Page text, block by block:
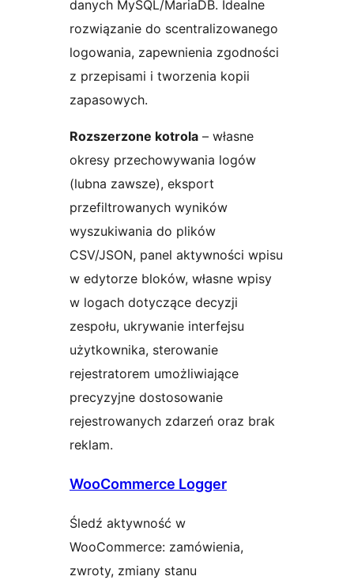
danych MySQL/MariaDB. Idealne
rozwiązanie do scentralizowanego
logowania, zapewnienia zgodności
z przepisami i tworzenia kopii
zapasowych.
Rozszerzone kotrola – własne
okresy przechowywania logów
(lubna zawsze), eksport
przefiltrowanych wyników
wyszukiwania do plików
CSV/JSON, panel aktywności wpisu
w edytorze bloków, własne wpisy
w logach dotyczące decyzji
zespołu, ukrywanie interfejsu
użytkownika, sterowanie
rejestratorem umożliwiające
precyzyjne dostosowanie
rejestrowanych zdarzeń oraz brak
reklam.
WooCommerce Logger
Śledź aktywność w
WooCommerce: zamówienia,
zwroty, zmiany stanu